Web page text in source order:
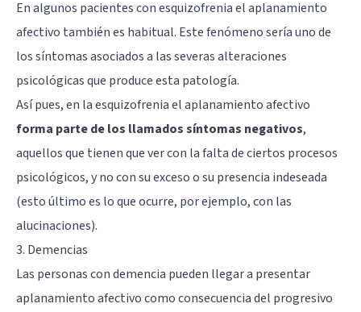
En algunos pacientes con esquizofrenia el aplanamiento
afectivo también es habitual. Este fenómeno sería uno de
los síntomas asociados a las severas alteraciones
psicológicas que produce esta patología.
Así pues, en la esquizofrenia el aplanamiento afectivo
forma parte de los llamados síntomas negativos,
aquellos que tienen que ver con la falta de ciertos procesos
psicológicos, y no con su exceso o su presencia indeseada
(esto último es lo que ocurre, por ejemplo, con las
alucinaciones).
3. Demencias
Las personas con demencia pueden llegar a presentar
aplanamiento afectivo como consecuencia del progresivo